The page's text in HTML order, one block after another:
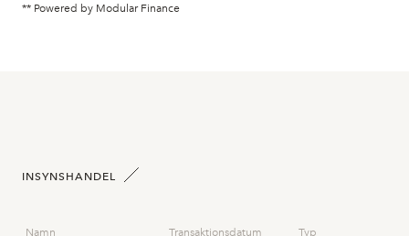
** Powered by Modular Finance
INSYNSHANDEL
Namn Transaktionsdatum Typ